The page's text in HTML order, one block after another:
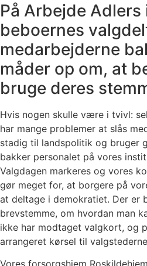
På Arbejde
beboernes
medarbejderne
måder op om, at
bruge deres
Hvis nogen skulle være i tvivl:
har mange problemer at slås
stadig til landspolitik og bruger
bakker personalet på vores
Valgdagen markeres og vores
gør meget for, at borgere på
at deltage i demokratiet. Der er
brevstemme, om hvordan man
ikke har modtaget valgkort, og
arrangeret kørsel til